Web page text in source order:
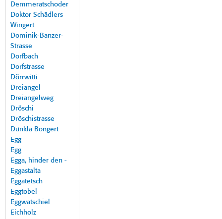
Demmeratschoder
Doktor Schädlers
Wingert
Dominik-Banzer-
Strasse
Dorfbach
Dorfstrasse
Dörrwitti
Dreiangel
Dreiangelweg
Dröschi
Dröschistrasse
Dunkla Bongert
Egg
Egg
Egga, hinder den -
Eggastalta
Eggatetsch
Eggtobel
Eggwatschiel
Eichholz